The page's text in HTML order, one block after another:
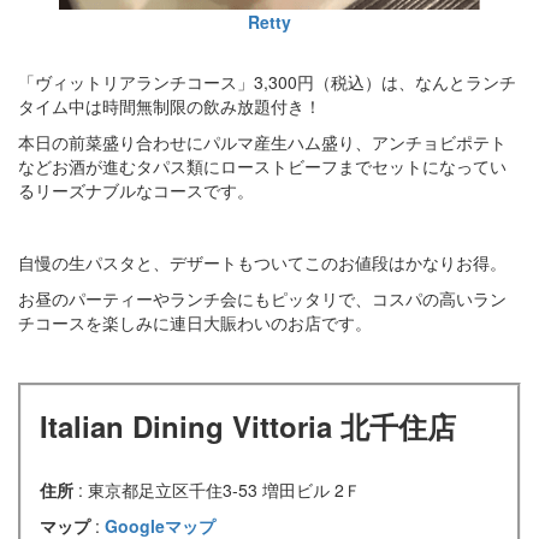
Retty
「ヴィットリアランチコース」3,300円（税込）は、なんとランチ
タイム中は時間無制限の飲み放題付き！
本日の前菜盛り合わせにパルマ産生ハム盛り、アンチョビポテト
などお酒が進むタパス類にローストビーフまでセットになってい
るリーズナブルなコースです。
自慢の生パスタと、デザートもついてこのお値段はかなりお得。
お昼のパーティーやランチ会にもピッタリで、コスパの高いラン
チコースを楽しみに連日大賑わいのお店です。
Italian Dining Vittoria 北千住店
住所 : 東京都足立区千住3-53 増田ビル 2Ｆ
マップ : Googleマップ